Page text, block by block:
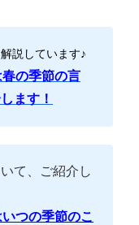
説しています♪
春の季節の言
ます！
て、ご紹介し
つの季節のこ